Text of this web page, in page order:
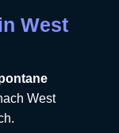
West
West